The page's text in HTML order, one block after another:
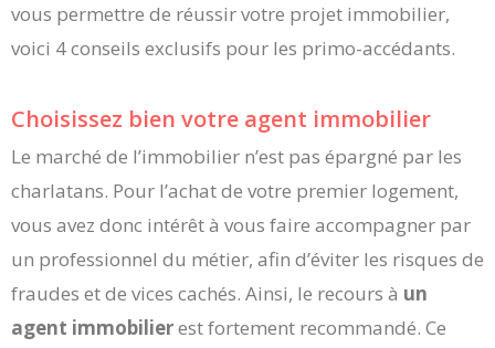
vous permettre de réussir votre projet immobilier,
voici 4 conseils exclusifs pour les primo-accédants.
Choisissez bien votre agent immobilier
Le marché de l’immobilier n’est pas épargné par les
charlatans. Pour l’achat de votre premier logement,
vous avez donc intérêt à vous faire accompagner par
un professionnel du métier, afin d’éviter les risques de
fraudes et de vices cachés. Ainsi, le recours à un
agent immobilierest fortement recommandé. Ce